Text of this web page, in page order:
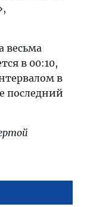
весьма
в 00:10,
в
последний